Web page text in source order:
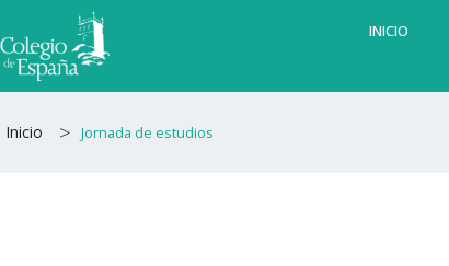
al
contenido
INICIO
Inicio > Jornada de estudios